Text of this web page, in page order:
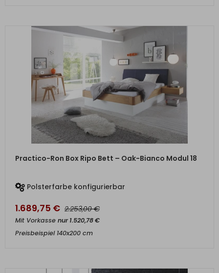
ZUM PRODUKT
Practico-Ron Box Ripo Bett – Oak-Bianco Modul 18
Polsterfarbe konfigurierbar
1.689,75 € 2.253,00€
Mit Vorkasse nur1.520,78€
Preisbeispiel 140x200 cm